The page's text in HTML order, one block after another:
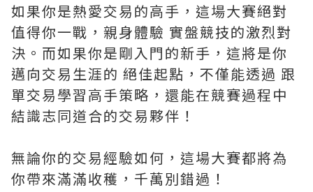
如果你是熱愛交易的高手，這場大賽絕對
值得你一戰，親身體驗 實盤競技的激烈對
決。而如果你是剛入門的新手，這將是你
邁向交易生涯的 絕佳起點，不僅能透過 跟
單交易學習高手策略，還能在競賽過程中
結識志同道合的交易夥伴！
無論你的交易經驗如何，這場大賽都將為
你帶來滿滿收穫，千萬別錯過！